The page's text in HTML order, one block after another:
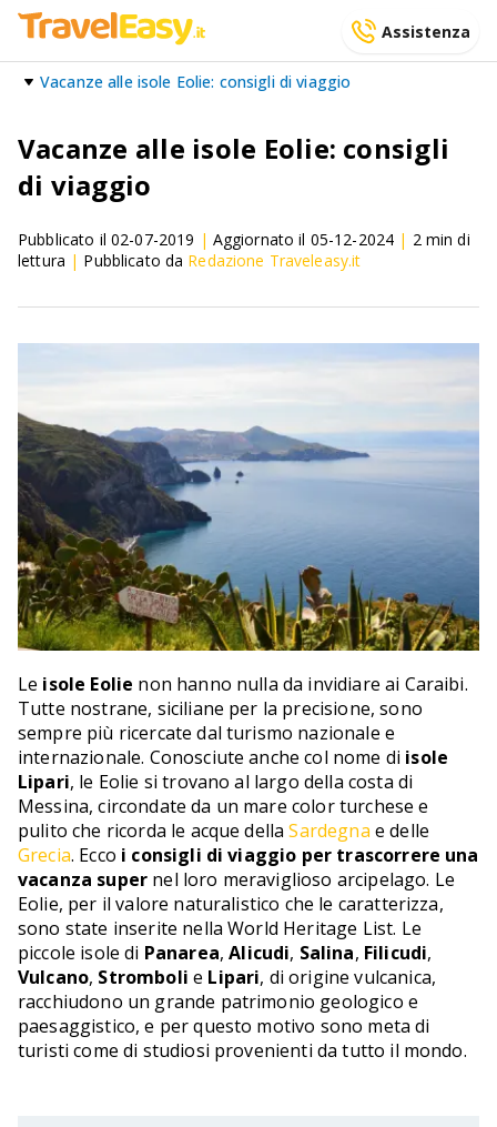
Assistenza
Vacanze alle isole Eolie: consigli di viaggio
Vacanze alle isole Eolie: consigli
di viaggio
Pubblicato il 02-07-2019 | Aggiornato il 05-12-2024 | 2min di
lettura | Pubblicato da Redazione Traveleasy.it
Le isole Eolie non hanno nulla da invidiare ai Caraibi.
Tutte nostrane, siciliane per la precisione, sono
sempre più ricercate dal turismo nazionale e
internazionale. Conosciute anche col nome di isole
Lipari, le Eolie si trovano al largo della costa di
Messina, circondate da un mare color turchese e
pulito che ricorda le acque dellaSardegna e delle
Grecia. Ecco i consigli di viaggio per trascorrere una
vacanza super nel loro meraviglioso arcipelago. Le
Eolie, per il valore naturalistico che le caratterizza,
sono state inserite nella World Heritage List. Le
piccole isole di Panarea,Alicudi, Salina, Filicudi,
Vulcano, Stromboli e Lipari, di origine vulcanica,
racchiudono un grande patrimonio geologico e
paesaggistico, e per questo motivo sono meta di
turisti come di studiosi provenienti da tutto il mondo.